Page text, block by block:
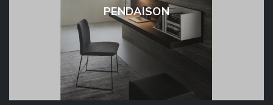
PENDAISON